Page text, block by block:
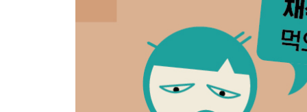
미끼를 찾아 함정에서 탈출하라
미끼는 옳거나, 정의롭거나, 확실하거나, 안전하다
STEP4 한눈에 보기
STEP5 새로운 존재 방식 만들기